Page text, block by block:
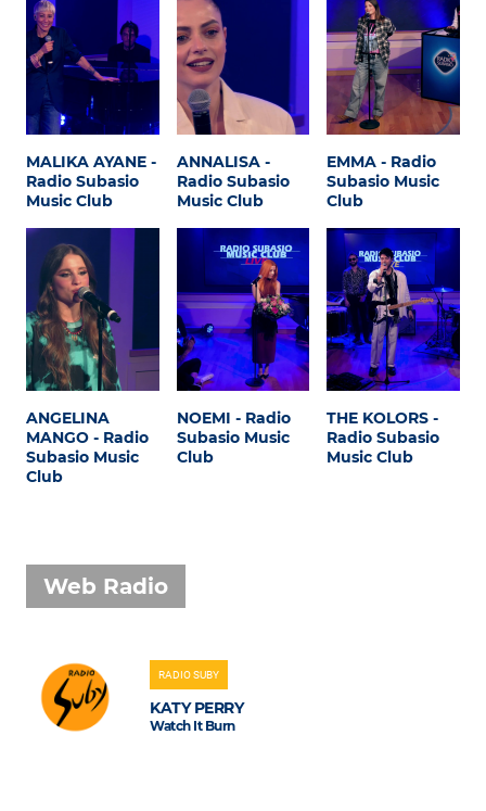
MALIKA AYANE -
Radio Subasio
Music Club
ANNALISA -
Radio Subasio
Music Club
EMMA - Radio
Subasio Music
Club
ANGELINA
MANGO - Radio
Subasio Music
Club
NOEMI - Radio
Subasio Music
Club
THE KOLORS -
Radio Subasio
Music Club
Web Radio
RADIO SUBY
KATY PERRY
Watch It Burn